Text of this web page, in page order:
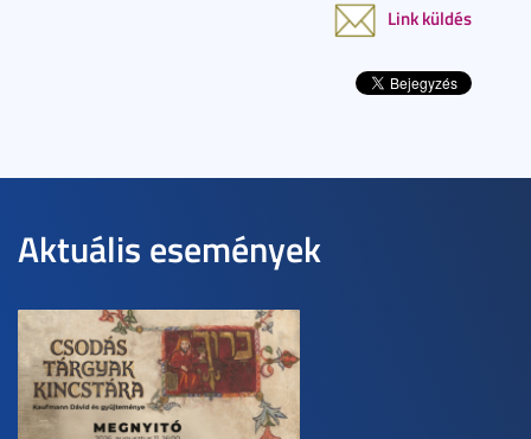
Link küldés
Aktuális események